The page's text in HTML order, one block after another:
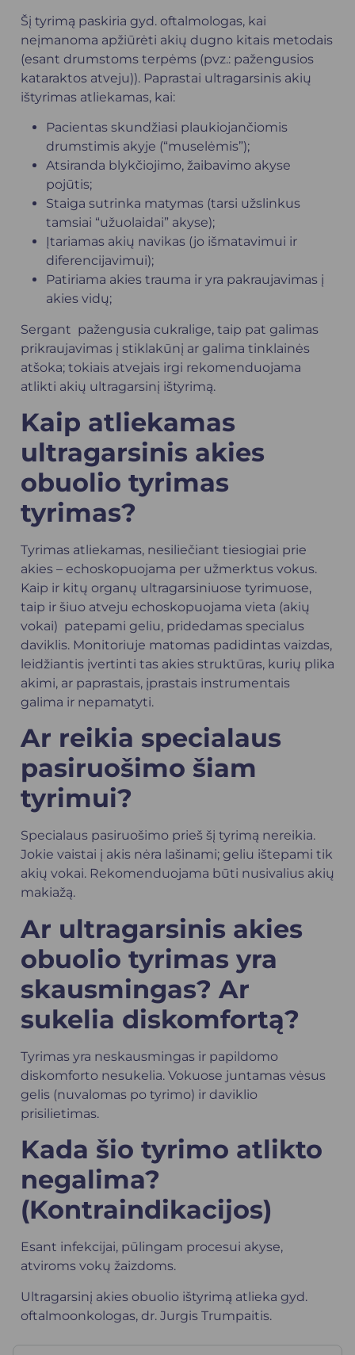
Šį tyrimą paskiria gyd. oftalmologas, kai
neįmanoma apžiūrėti akių dugno kitais metodais
(esant drumstoms terpėms (pvz.: pažengusios
kataraktos atveju)). Paprastai ultragarsinis akių
ištyrimas atliekamas, kai:
Pacientas skundžiasi plaukiojančiomis
drumstimis akyje (“muselėmis”);
Atsiranda blykčiojimo, žaibavimo akyse
pojūtis;
Staiga sutrinka matymas (tarsi užslinkus
tamsiai “užuolaidai” akyse);
Įtariamas akių navikas (jo išmatavimui ir
diferencijavimui);
Patiriama akies trauma ir yra pakraujavimas į
akies vidų;
Sergant pažengusia cukralige, taip pat galimas
prikraujavimas į stiklakūnį ar galima tinklainės
atšoka; tokiais atvejais irgi rekomenduojama
atlikti akių ultragarsinį ištyrimą.
Kaip atliekamas
ultragarsinis akies
obuolio tyrimas
tyrimas?
Tyrimas atliekamas, nesiliečiant tiesiogiai prie
akies – echoskopuojama per užmerktus vokus.
Kaip ir kitų organų ultragarsiniuose tyrimuose,
taip ir šiuo atveju echoskopuojama vieta (akių
vokai) patepami geliu, pridedamas specialus
daviklis. Monitoriuje matomas padidintas vaizdas,
leidžiantis įvertinti tas akies struktūras, kurių plika
akimi, ar paprastais, įprastais instrumentais
galima ir nepamatyti.
Ar reikia specialaus
pasiruošimo šiam
tyrimui?
Specialaus pasiruošimo prieš šį tyrimą nereikia.
Jokie vaistai į akis nėra lašinami; geliu ištepami tik
akių vokai. Rekomenduojama būti nusivalius akių
makiažą.
Ar ultragarsinis akies
obuolio tyrimas yra
skausmingas? Ar
sukelia diskomfortą?
Tyrimas yra neskausmingas ir papildomo
diskomforto nesukelia. Vokuose juntamas vėsus
gelis (nuvalomas po tyrimo) ir daviklio
prisilietimas.
Kada šio tyrimo atlikto
negalima?
(Kontraindikacijos)
Esant infekcijai, pūlingam procesui akyse,
atviroms vokų žaizdoms.
Ultragarsinį akies obuolio ištyrimą atlieka gyd.
oftalmoonkologas, dr. Jurgis Trumpaitis.